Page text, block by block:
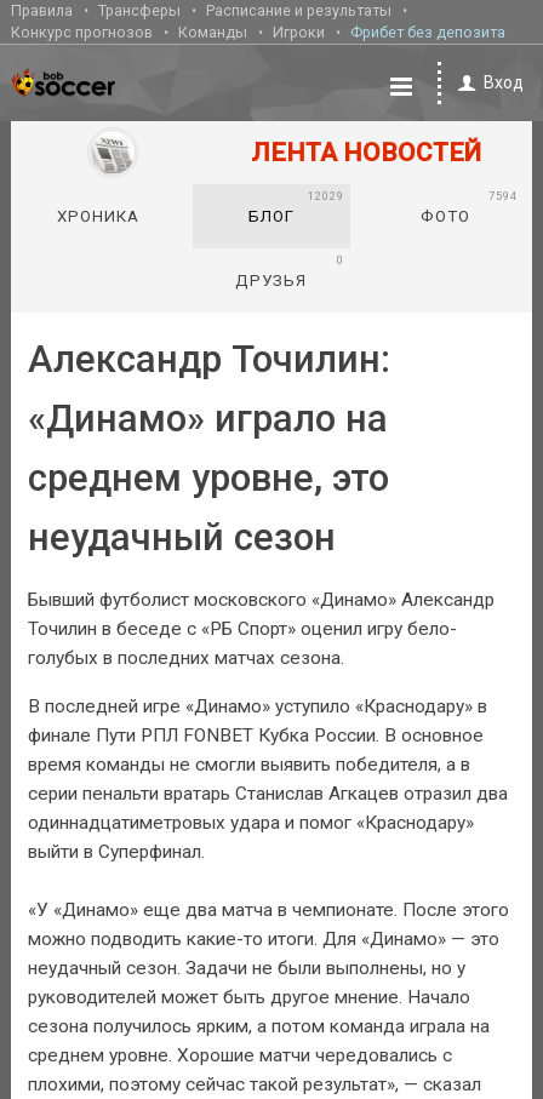
Правила Трансферы
Расписание и результаты
Конкурс прогнозов
Команды Игроки Фрибет без депозита
Вход
ЛЕНТА НОВОСТЕЙ
ХРОНИКА БЛОГ
12029
ФОТО
7594
ДРУЗЬЯ
0
Александр Точилин:
«Динамо» играло на
среднем уровне, это
неудачный сезон
Бывший футболист московского «Динамо» Александр
Точилин в беседе с «РБ Спорт» оценил игру бело-
голубых в последних матчах сезона.
В последней игре «Динамо» уступило «Краснодару» в
финале Пути РПЛ FONBET Кубка России. В основное
время команды не смогли выявить победителя, а в
серии пенальти вратарь Станислав Агкацев отразил два
одиннадцатиметровых удара и помог «Краснодару»
выйти в Суперфинал.
«У «Динамо» еще два матча в чемпионате. После этого
можно подводить какие-то итоги. Для «Динамо» — это
неудачный сезон. Задачи не были выполнены, но у
руководителей может быть другое мнение. Начало
сезона получилось ярким, а потом команда играла на
среднем уровне. Хорошие матчи чередовались с
плохими, поэтому сейчас такой результат», — сказал